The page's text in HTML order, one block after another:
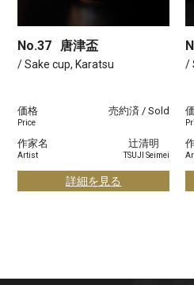
No.37 唐津盃
/ Sake cup, Karatsu
価格
Price
売約済 / Sold
作家名
Artist
辻清明
TSUJI Seimei
詳細を見る
/